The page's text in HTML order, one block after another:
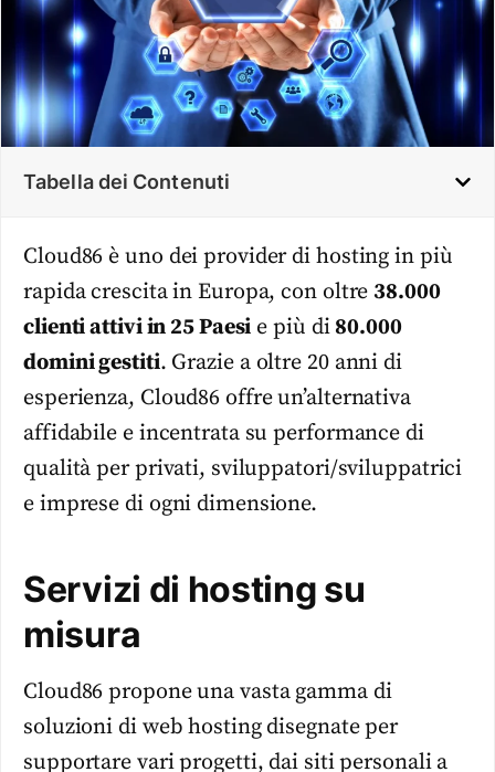
Tabella dei Contenuti
Cloud86 è uno dei provider di hosting in più
rapida crescita in Europa, con oltre38.000
clienti attivi in 25 Paesi e più di 80.000
domini gestiti. Grazie a oltre 20 anni di
esperienza, Cloud86 offre un’alternativa
affidabile e incentrata su performance di
qualità per privati, sviluppatori/sviluppatrici
e imprese di ogni dimensione.
Servizi di hosting su
misura
Cloud86 propone una vasta gamma di
soluzioni di web hosting disegnate per
supportare vari progetti, dai siti personali a